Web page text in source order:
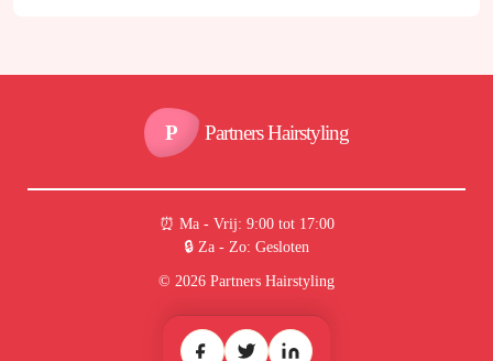
P Partners Hairstyling
⏰︎ Ma - Vrij: 9:00 tot 17:00
🔒︎ Za - Zo: Gesloten
© 2026 Partners Hairstyling